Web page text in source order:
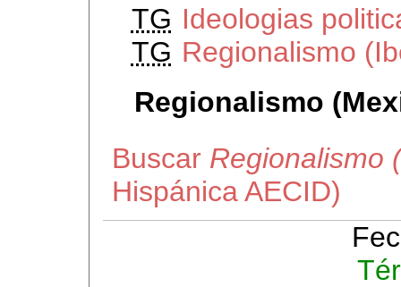
TG Ideologias
TG Regionalismo
Regionalismo
Buscar Regionalismo
Hispánica AECID)